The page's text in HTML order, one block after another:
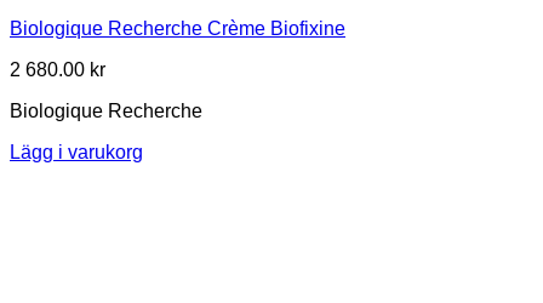
Biologique Recherche Crème Biofixine
2 680.00 kr
Biologique Recherche
Lägg i varukorg